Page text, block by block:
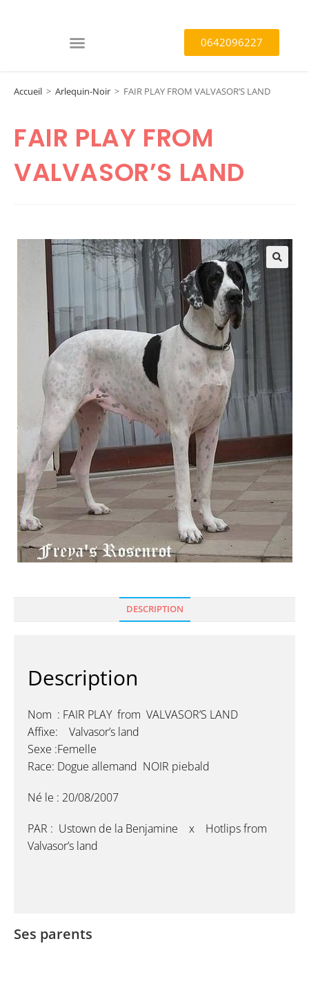
0642096227
Accueil > Arlequin-Noir > FAIR PLAY FROM VALVASOR’S LAND
FAIR PLAY FROM
VALVASOR’S LAND
DESCRIPTION
Description
Nom : FAIR PLAY from VALVASOR’S LAND
Affixe: Valvasor’s land
Sexe :Femelle
Race: Dogue allemand NOIR piebald
Né le : 20/08/2007
PAR : Ustown de la Benjamine x Hotlips from
Valvasor’s land
Ses parents